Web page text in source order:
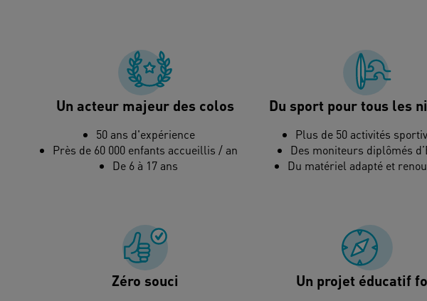
Un acteur majeur des colos
50 ans d'expérience
Près de 60 000 enfants accueillis / an
De 6 à 17 ans
Du sport pour tous les
Plus de 50 activités
Des moniteurs diplômés
Du matériel adapté et
Zéro souci Un projet éducatif